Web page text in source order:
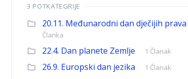
3 POTKATEGRIJE
20.11. Međunarodni dan dječijih prava
Članka
22.4. Dan planete Zemlje 1 Članak
26.9. Europski dan jezika 1 Članak